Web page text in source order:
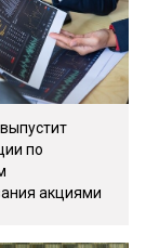
по
акциями